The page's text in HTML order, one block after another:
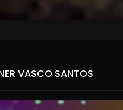
VASCO SANTOS